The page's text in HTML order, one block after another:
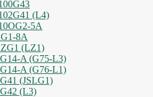
(L4)
5A
8A
(LZ1)
A (G75-L3)
A (G76-L1)
(JSLG1)
(L3)